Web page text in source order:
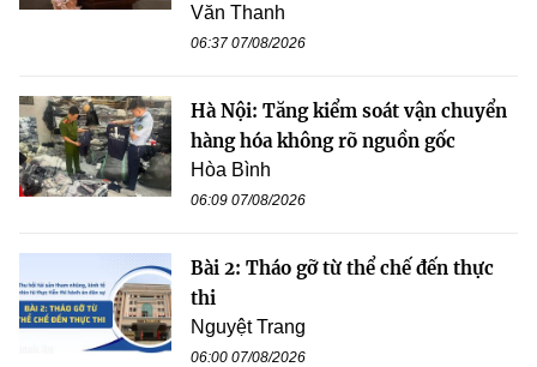
Văn Thanh
06:37 07/08/2026
Hà Nội: Tăng kiểm soát vận chuyển
hàng hóa không rõ nguồn gốc
Hòa Bình
06:09 07/08/2026
Bài 2: Tháo gỡ từ thể chế đến thực
thi
Nguyệt Trang
06:00 07/08/2026